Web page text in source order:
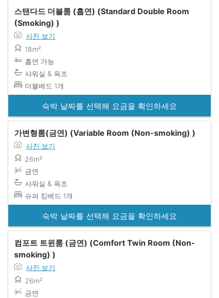
스탠다드 더블룸 (흡연) (Standard Double Room
(Smoking) )
사진 보기
18m²
흡연 가능
샤워실 & 욕조
더블베드 1개
숙박 날짜를 선택해 요금을 확인하세요
가변형룸(금연) (Variable Room (Non-smoking) )
사진 보기
26m²
금연
샤워실 & 욕조
슈퍼 킹베드 1개
숙박 날짜를 선택해 요금을 확인하세요
컴포트 트윈룸 (금연) (Comfort Twin Room (Non-
smoking) )
사진 보기
26m²
금연